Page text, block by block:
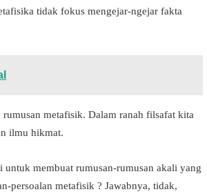
tidak fokus mengejar-ngejar fakta
metafisik. Dalam ranah filsafat kita
ilmu hikmat.
membuat rumusan-rumusan akali yang
persoalan metafisik ? Jawabnya, tidak,